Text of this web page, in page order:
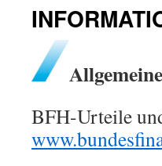
BFH-Urteile